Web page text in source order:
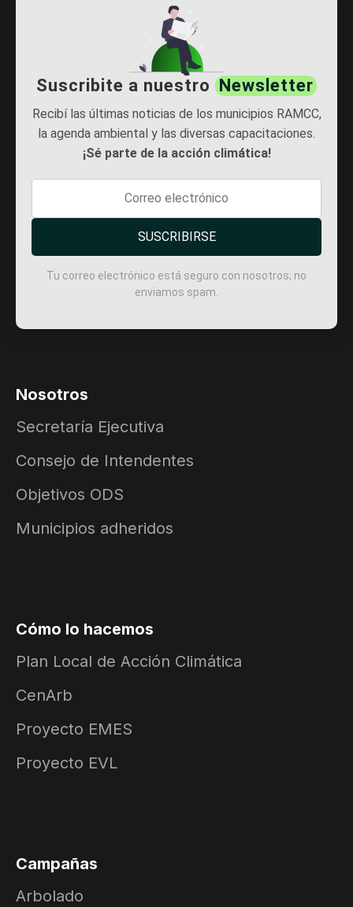
Suscribite a nuestro Newsletter
Recibí las últimas noticias de los municipios RAMCC,
la agenda ambiental y las diversas capacitaciones.
¡Sé parte de la acción climática!
SUSCRIBIRSE
Tu correo electrónico está seguro con nosotros; no
enviamos spam.
Nosotros
Secretaría Ejecutiva
Consejo de Intendentes
Objetivos ODS
Municipios adheridos
Cómo lo hacemos
Plan Local de Acción Climática
CenArb
Proyecto EMES
Proyecto EVL
Campañas
Arbolado